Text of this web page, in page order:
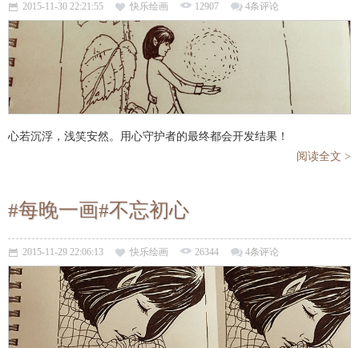
2015-11-30 22:21:55 快乐绘画 12907 4条评论
心若沉浮，浅笑安然。用心守护者的最终都会开发结果！
阅读全文 >
#每晚一画#不忘初心
2015-11-29 22:06:13 快乐绘画 26344 4条评论